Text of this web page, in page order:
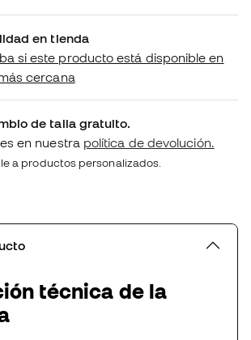
en tienda
si este producto está disponible en
cercana
de talla gratuito.
en nuestra política de devolución.
a productos personalizados.
técnica de la